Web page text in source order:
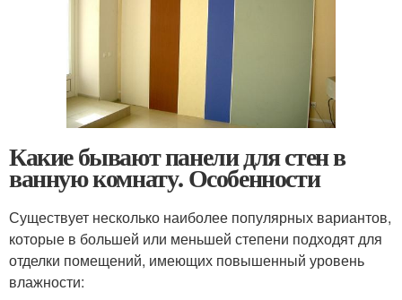
Какие бывают панели для стен в
ванную комнату. Особенности
Существует несколько наиболее популярных вариантов,
которые в большей или меньшей степени подходят для
отделки помещений, имеющих повышенный уровень
влажности: